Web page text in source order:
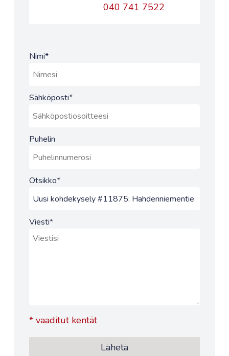
040 741 7522
Nimi*
Sähköposti*
Puhelin
Otsikko*
Viesti*
*vaaditut kentät